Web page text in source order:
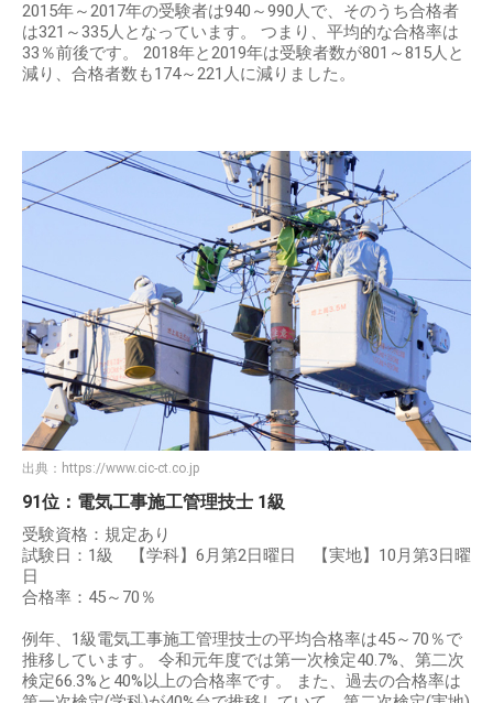
2015年～2017年の受験者は940～990人で、そのうち合格者
は321～335人となっています。 つまり、平均的な合格率は
33％前後です。 2018年と2019年は受験者数が801～815人と
減り、合格者数も174～221人に減りました。
出典： https://www.cic-ct.co.jp
91位：電気工事施工管理技士 1級
受験資格：規定あり
試験日：1級 【学科】6月第2日曜日 【実地】10月第3日曜
日
合格率：45～70％
例年、1級電気工事施工管理技士の平均合格率は45～70％で
推移しています。 令和元年度では第一次検定40.7%、第二次
検定66.3%と40%以上の合格率です。 また、過去の合格率は